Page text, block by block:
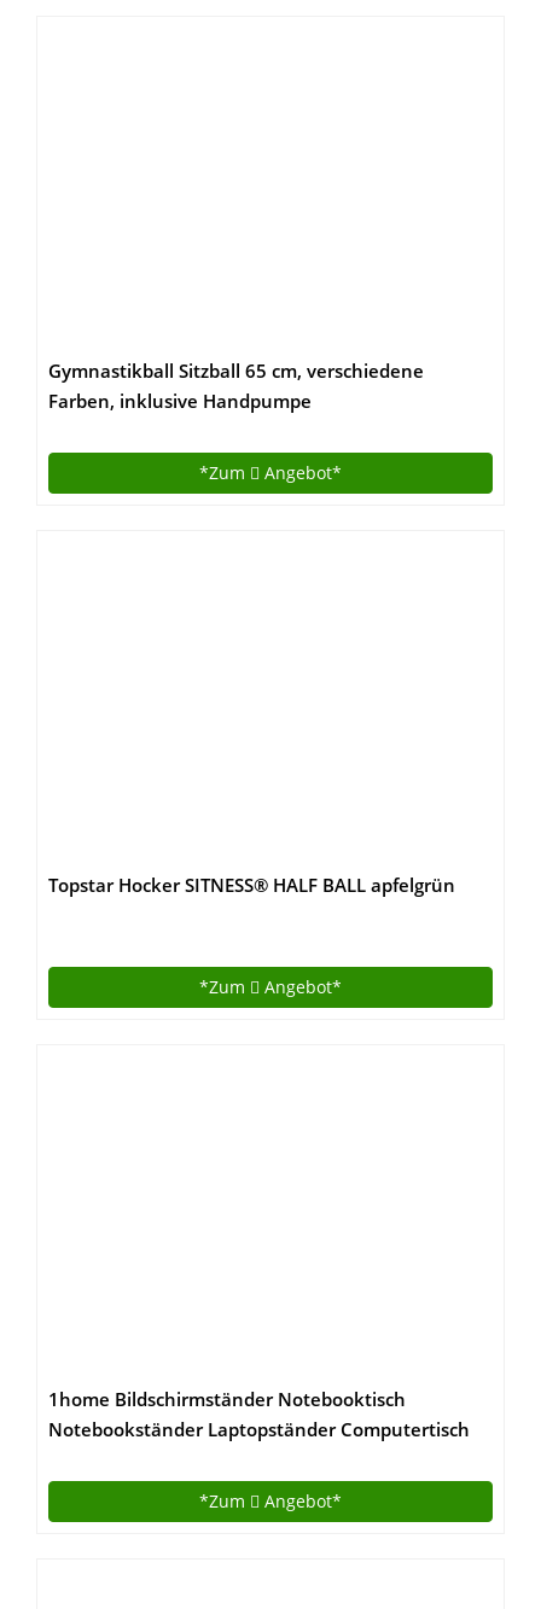
Gymnastikball Sitzball 65 cm, verschiedene
Farben, inklusive Handpumpe
*Zum Angebot*
Topstar Hocker SITNESS® HALF BALL apfelgrün
*Zum Angebot*
1home Bildschirmständer Notebooktisch
Notebookständer Laptopständer Computertisch
*Zum Angebot*